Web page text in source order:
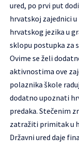
ured, po prvi put
hrvatskoj zajednici
hrvatskog jezika u
sklopu postupka za
Ovime se želi
aktivnostima ove
polaznika škole
dodatno upoznati
predaka. Stečenim
zatražiti primitak u
Državni ured daje